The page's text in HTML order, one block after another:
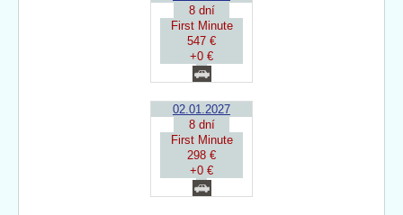
8 dní
First Minute
547 €
+0 €
02.01.2027
8 dní
First Minute
298 €
+0 €